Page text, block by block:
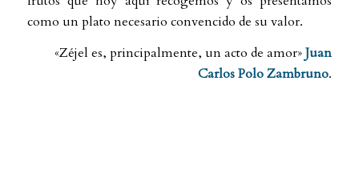
como un plato necesario convencido de su valor.
«Zéjel es, principalmente, un acto de amor»Juan
Carlos Polo Zambruno.